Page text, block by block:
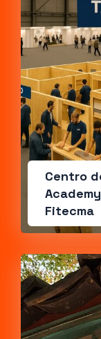
Centro
Fitecma